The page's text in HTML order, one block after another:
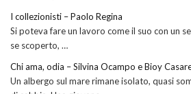
I collezionisti – Paolo Regina
Si poteva fare un lavoro come il suo con un
se scoperto, …
Chi ama, odia – Silvina Ocampo e Bioy
Un albergo sul mare rimane isolato, quasi